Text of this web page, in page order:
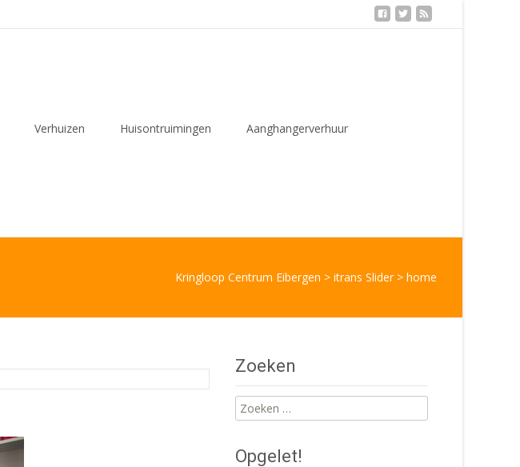
Verhuizen Huisontruimingen Aanghangerverhuur
Kringloop Centrum Eibergen > itrans Slider > home
Zoeken
Zoeken
naar:
Opgelet!